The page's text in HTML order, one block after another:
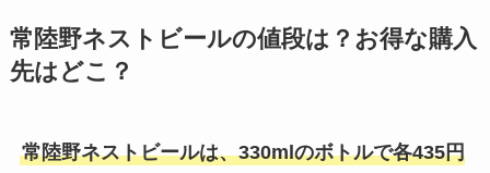
常陸野ネストビールの値段は？お得な購入
先はどこ？
常陸野ネストビールは、330mlのボトルで各435円